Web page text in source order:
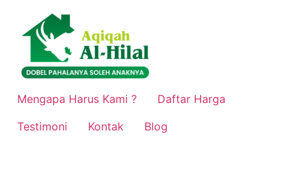
konten
Mengapa Harus Kami ?
Daftar Harga
Testimoni
Kontak Blog